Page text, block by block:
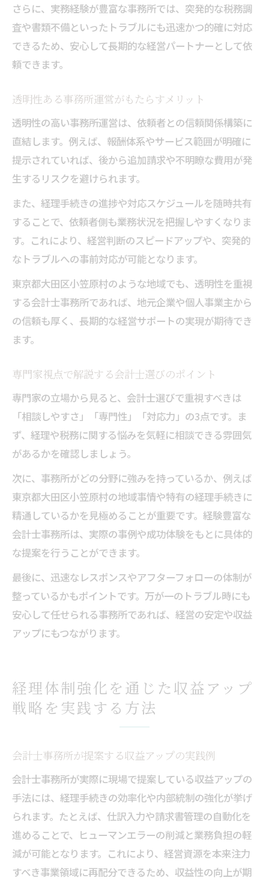
さらに、実務経験が豊富な事務所では、突発的な税務調
査や書類不備といったトラブルにも迅速かつ的確に対応
できるため、安心して長期的な経営パートナーとして依
頼できます。
透明性ある事務所運営がもたらすメリット
透明性の高い事務所運営は、依頼者との信頼関係構築に
直結します。例えば、報酬体系やサービス範囲が明確に
提示されていれば、後から追加請求や不明瞭な費用が発
生するリスクを避けられます。
また、経理手続きの進捗や対応スケジュールを随時共有
することで、依頼者側も業務状況を把握しやすくなりま
す。これにより、経営判断のスピードアップや、突発的
なトラブルへの事前対応が可能となります。
東京都大田区小笠原村のような地域でも、透明性を重視
する会計士事務所であれば、地元企業や個人事業主から
の信頼も厚く、長期的な経営サポートの実現が期待でき
ます。
専門家視点で解説する会計士選びのポイント
専門家の立場から見ると、会計士選びで重視すべきは
「相談しやすさ」「専門性」「対応力」の3点です。ま
ず、経理や税務に関する悩みを気軽に相談できる雰囲気
があるかを確認しましょう。
次に、事務所がどの分野に強みを持っているか、例えば
東京都大田区小笠原村の地域事情や特有の経理手続きに
精通しているかを見極めることが重要です。経験豊富な
会計士事務所は、実際の事例や成功体験をもとに具体的
な提案を行うことができます。
最後に、迅速なレスポンスやアフターフォローの体制が
整っているかもポイントです。万が一のトラブル時にも
安心して任せられる事務所であれば、経営の安定や収益
アップにもつながります。
経理体制強化を通じた収益アップ
戦略を実践する方法
会計士事務所が提案する収益アップの実践例
会計士事務所が実際に現場で提案している収益アップの
手法には、経理手続きの効率化や内部統制の強化が挙げ
られます。たとえば、仕訳入力や請求書管理の自動化を
進めることで、ヒューマンエラーの削減と業務負担の軽
減が可能となります。これにより、経営資源を本来注力
すべき事業領域に再配分できるため、収益性の向上が期